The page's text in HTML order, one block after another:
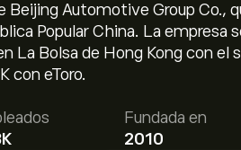
Beijing Automotive Group Co.,
Popular China. La empresa
La Bolsa de Hong Kong con el
con eToro.
Fundada en
2010